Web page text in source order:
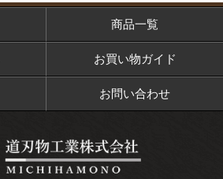
商品一覧
お買い物ガイド
お問い合わせ